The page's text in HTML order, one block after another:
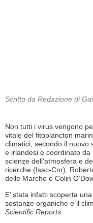
Scritto da Redazione di
Non tutti i virus vengono
vitale del fitoplancton
climatici, secondo il nuovo
e irlandesi e coordinato da
scienze dell’atmosfera e
ricerche (Isac-Cnr),
delle Marche e Colin
E’ stata infatti scoperta
sostanze organiche e il
Scientific Reports